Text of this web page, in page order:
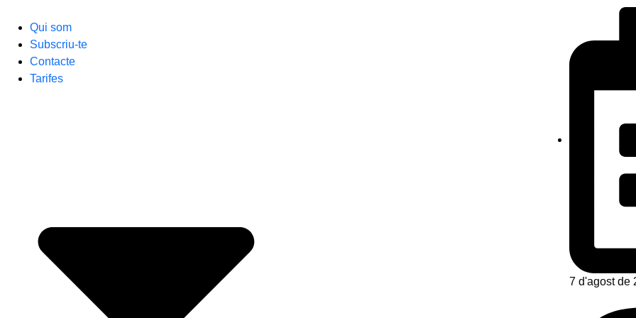
Qui som
Subscriu-te
Contacte
Tarifes
7 d'agost de